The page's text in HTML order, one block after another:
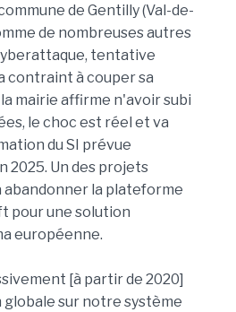
de Gentilly (Val-de-
de nombreuses autres
tentative
contraint à couper sa
mairie affirme n'avoir subi
le choc est réel et va
du SI prévue
2025. Un des projets
la plateforme
pour une solution
européenne.
[à partir de 2020]
sur notre système